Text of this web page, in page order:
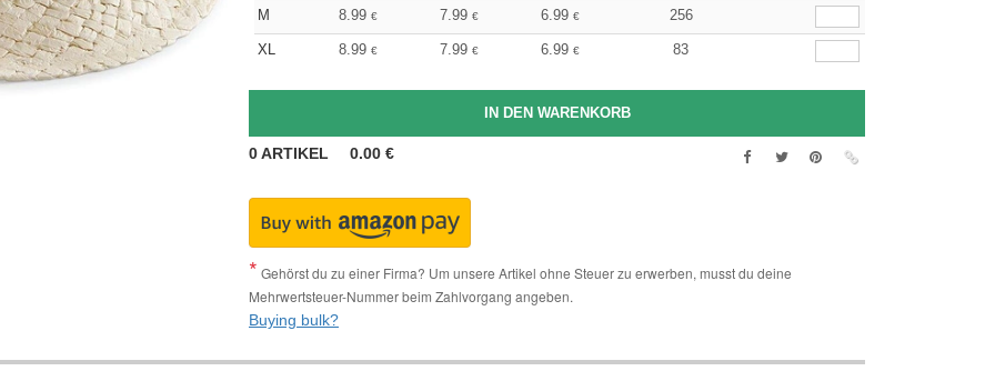
M 8.99 € 7.99 € 6.99 € 256
XL 8.99 € 7.99 € 6.99 € 83
0ARTIKEL 0.00 €
Gehörst du zu einer Firma? Um unsere Artikel ohne Steuer zu erwerben, musst du deine
Mehrwertsteuer-Nummer beim Zahlvorgang angeben.
Buying bulk?